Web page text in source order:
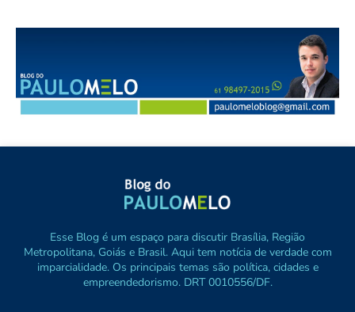
Esse Blog é um espaço para discutir Brasília, Região
Metropolitana, Goiás e Brasil. Aqui tem notícia de verdade com
imparcialidade. Os principais temas são política, cidades e
empreendedorismo. DRT 0010556/DF.